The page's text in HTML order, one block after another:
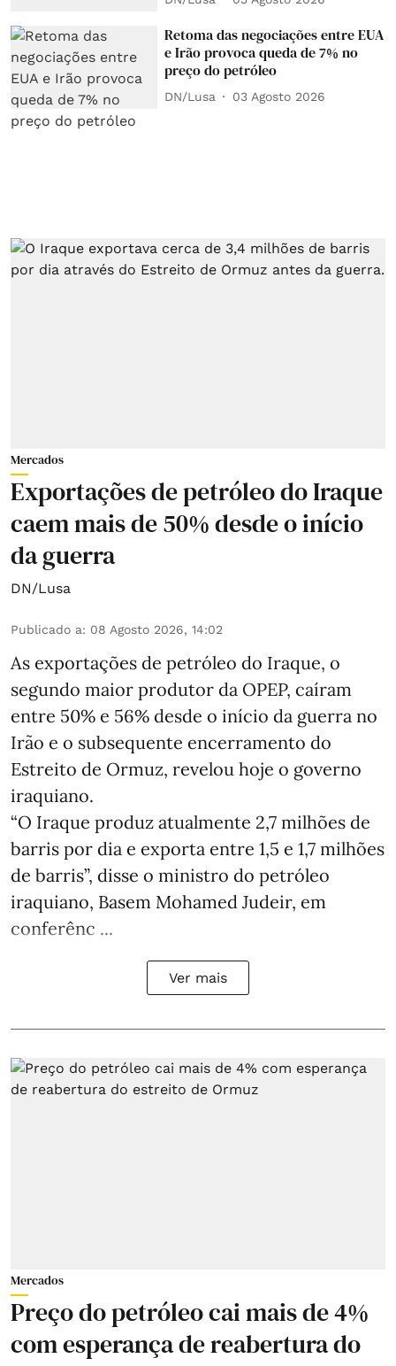
Retoma das negociações entre EUA
e Irão provoca queda de 7% no
preço do petróleo
DN/Lusa 03 Agosto 2026
Mercados
Exportações de petróleo do Iraque
caem mais de 50% desde o início
da guerra
DN/Lusa
Publicado a: 08 Agosto 2026, 14:02
As exportações de petróleo do Iraque, o
segundo maior produtor da OPEP, caíram
entre 50% e 56% desde o início da guerra no
Irão e o subsequente encerramento do
Estreito de Ormuz, revelou hoje o governo
iraquiano.
“O Iraque produz atualmente 2,7 milhões de
barris por dia e exporta entre 1,5 e 1,7 milhões
de barris”, disse o ministro do petróleo
iraquiano, Basem Mohamed Judeir, em
conferênc ...
Ver mais
Mercados
Preço do petróleo cai mais de 4%
com esperança de reabertura do